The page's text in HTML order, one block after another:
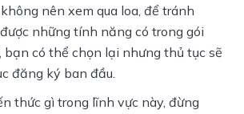
nên xem qua loa, để tránh
những tính năng có trong gói
bạn có thể chọn lại nhưng thủ tục sẽ
đăng ký ban đầu.
thức gì trong lĩnh vực này, đừng